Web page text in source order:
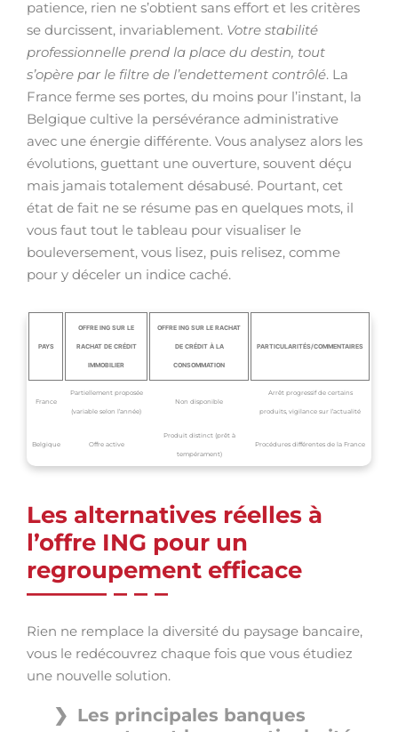
patience, rien ne s’obtient sans effort et les critères
se durcissent, invariablement. Votre stabilité
professionnelle prend la place du destin, tout
s’opère par le filtre de l’endettement contrôlé. La
France ferme ses portes, du moins pour l’instant, la
Belgique cultive la persévérance administrative
avec une énergie différente. Vous analysez alors les
évolutions, guettant une ouverture, souvent déçu
mais jamais totalement désabusé. Pourtant, cet
état de fait ne se résume pas en quelques mots, il
vous faut tout le tableau pour visualiser le
bouleversement, vous lisez, puis relisez, comme
pour y déceler un indice caché.
PAYS
OFFRE ING SUR LE
RACHAT DE CRÉDIT
IMMOBILIER
OFFRE ING SUR LE RACHAT
DE CRÉDIT À LA
CONSOMMATION
PARTICULARITÉS/COMMENTAIRES
France
Partiellement proposée
(variable selon l’année)
Non disponible
Arrêt progressif de certains
produits, vigilance sur l’actualité
Belgique Offre active
Produit distinct (prêt à
tempérament)
Procédures différentes de la France
Les alternatives réelles à
l’offre ING pour un
regroupement efficace
Rien ne remplace la diversité du paysage bancaire,
vous le redécouvrez chaque fois que vous étudiez
une nouvelle solution.
Les principales banques